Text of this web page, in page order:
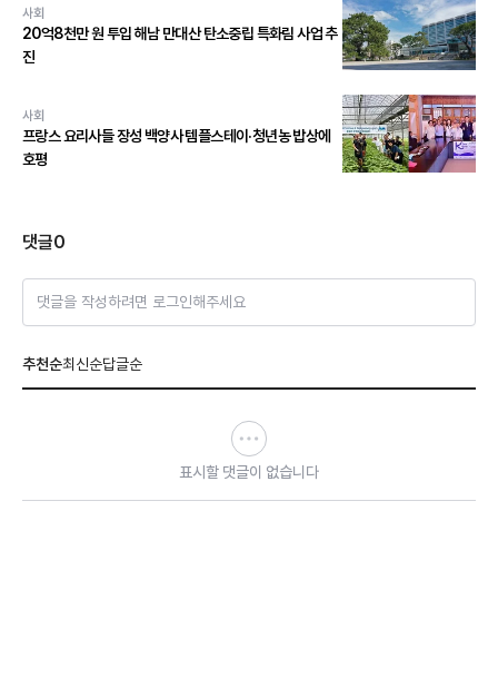
사회
20억8천만 원 투입 해남 만대산 탄소중립 특화림 사업 추
진
사회
프랑스 요리사들 장성 백양사 템플스테이·청년농 밥상에
호평
댓글0
댓글을 작성하려면 로그인해주세요
추천순최신순답글순
표시할 댓글이 없습니다